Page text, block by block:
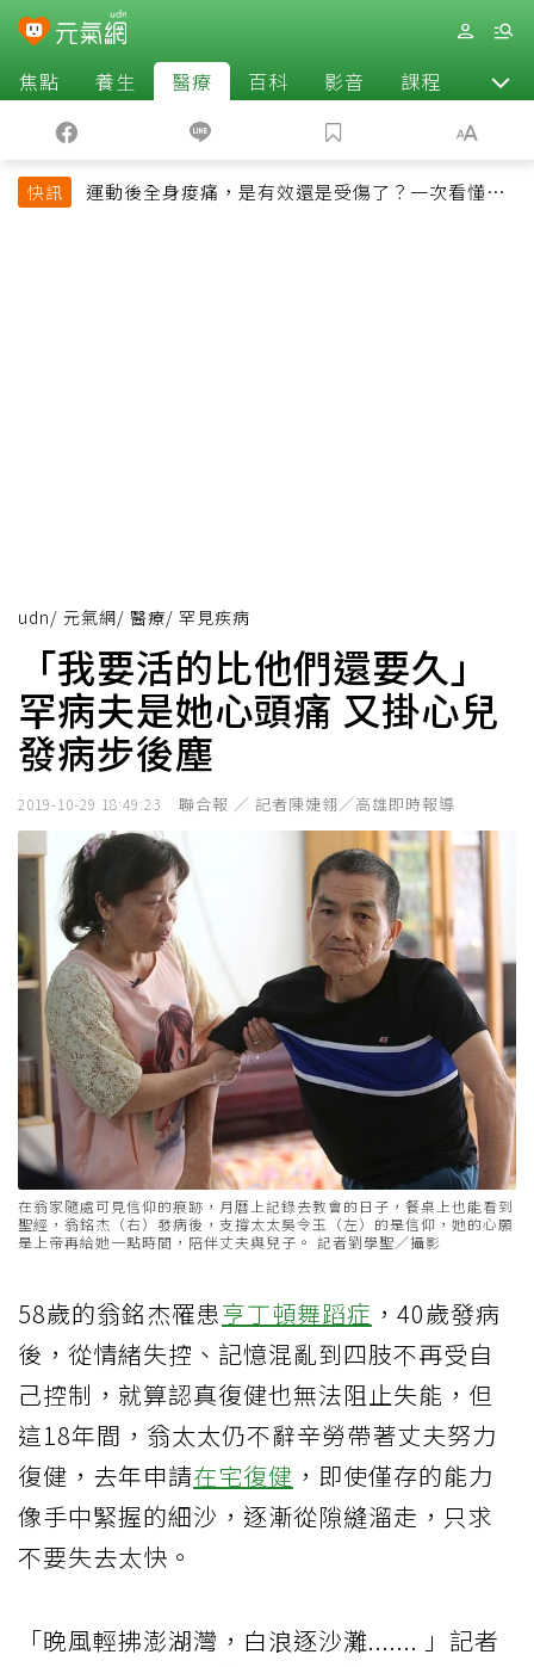
焦點 養生 醫療 百科 影音 課程 退休
快訊
運動後全身痠痛，是有效還是受傷了？一次看懂延
udn/ 元氣網/ 醫療/ 罕見疾病
「我要活的比他們還要久」
罕病夫是她心頭痛 又掛心兒
發病步後塵
2019-10-29 18:49:23 聯合報 ／ 記者陳婕翎／高雄即時報導
在翁家隨處可見信仰的痕跡，月曆上記錄去教會的日子，餐桌上也能看到
聖經，翁銘杰（右）發病後，支撐太太吳令玉（左）的是信仰，她的心願
是上帝再給她一點時間，陪伴丈夫與兒子。 記者劉學聖／攝影
58歲的翁銘杰罹患亨丁頓舞蹈症 ，40歲發病
後，從情緒失控、記憶混亂到四肢不再受自
己控制，就算認真復健也無法阻止失能，但
這18年間，翁太太仍不辭辛勞帶著丈夫努力
復健，去年申請在宅復健 ，即使僅存的能力
像手中緊握的細沙，逐漸從隙縫溜走，只求
不要失去太快。
「晚風輕拂澎湖灣，白浪逐沙灘....... 」記者